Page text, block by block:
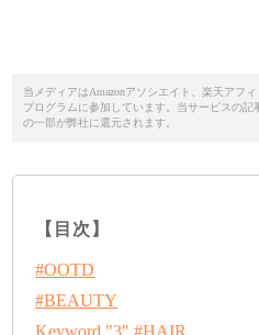
当メディアはAmazonアソシエイト、楽天アフ
プログラムに参加しています。当サービスの
の一部が弊社に還元されます。
【目次】
#OOTD
#BEAUTY